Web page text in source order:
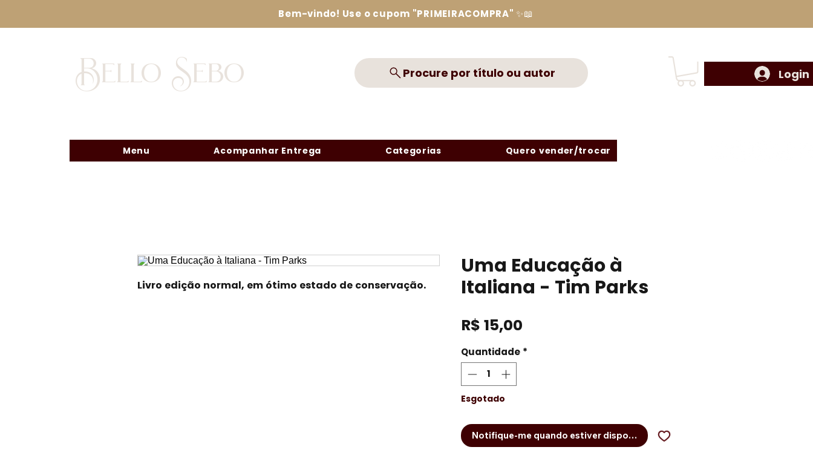
Bem-vindo! Use o cupom "PRIMEIRACOMPRA" ✨📖
Bello Sebo Procure por título ou autor
Menu Acompanhar Entrega Categorias Quero vender/trocar
Login
Livro edição normal, em ótimo estado de conservação.
Uma Educação à
Italiana - Tim Parks
R$ 15,00
Quantidade *
Esgotado
Notifique-me quando estiver disponível